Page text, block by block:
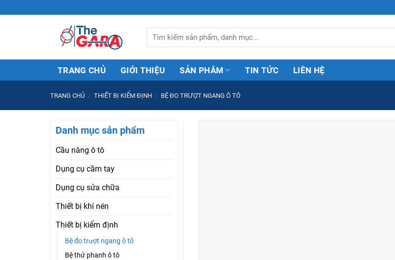
to
kiếm:
TRANG CHỦ GIỚI THIỆU SẢN PHÂM TIN TỨC LIÊN HỆ
TRANG CHỦ / THIẾT BỊ KIỂM ĐỊNH / BỆ ĐO TRƯỢT NGANG Ô TÔ
Danh mục sản phẩm
Cầu nâng ô tô
Dụng cụ cầm tay
Dụng cụ sửa chữa
Thiết bị khí nén
Thiết bị kiểm định
Bệ đo trượt ngang ô tô
Bệ thử phanh ô tô